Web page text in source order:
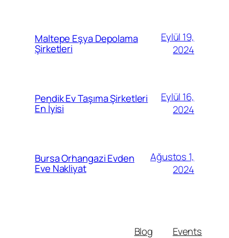
Maltepe Eşya Depolama
Şirketleri
Eylül 19,
2024
Pendik Ev Taşıma Şirketleri
En İyisi
Eylül 16,
2024
Bursa Orhangazi Evden
Eve Nakliyat
Ağustos 1,
2024
Blog
Events